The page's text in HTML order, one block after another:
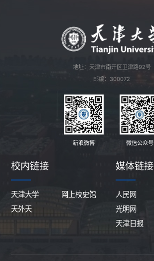
地址：天津市南开区卫津路92号
邮编：300072
新浪微博 微信公众号
校内链接
天津大学
网上校史馆
天外天
媒体链接
人民网
光明网
天津日报